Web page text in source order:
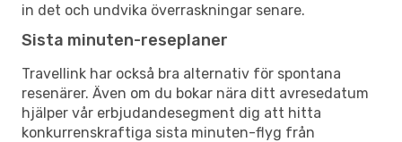
in det och undvika överraskningar senare.
Sista minuten-reseplaner
Travellink har också bra alternativ för spontana
resenärer. Även om du bokar nära ditt avresedatum
hjälper vår erbjudandesegment dig att hitta
konkurrenskraftiga sista minuten-flyg från